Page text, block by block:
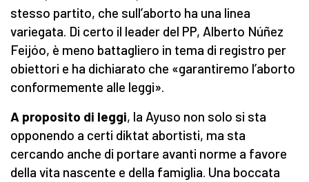
stesso partito, che sull’aborto ha una linea
variegata. Di certo il leader del PP, Alberto Núñez
Feijóo, è meno battagliero in tema di registro per
obiettori e ha dichiarato che «garantiremo l’aborto
conformemente alle leggi».
A proposito di leggi, la Ayuso non solo si sta
opponendo a certi diktat abortisti, ma sta
cercando anche di portare avanti norme a favore
della vita nascente e della famiglia. Una boccata